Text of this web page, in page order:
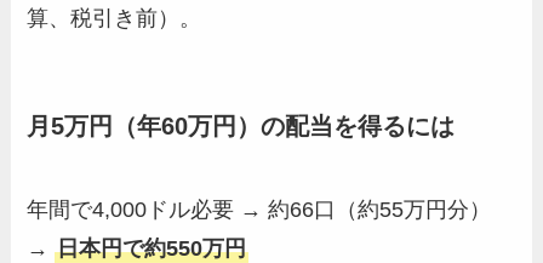
算、税引き前）。
月5万円（年60万円）の配当を得るには
年間で4,000ドル必要 → 約66口（約55万円分）
→日本円で約550万円